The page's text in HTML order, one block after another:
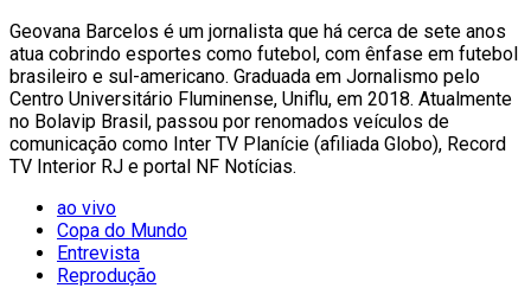
Geovana Barcelos é um jornalista que há cerca de sete anos
atua cobrindo esportes como futebol, com ênfase em futebol
brasileiro e sul-americano. Graduada em Jornalismo pelo
Centro Universitário Fluminense, Uniflu, em 2018. Atualmente
no Bolavip Brasil, passou por renomados veículos de
comunicação como Inter TV Planície (afiliada Globo), Record
TV Interior RJ e portal NF Notícias.
ao vivo
Copa do Mundo
Entrevista
Reprodução